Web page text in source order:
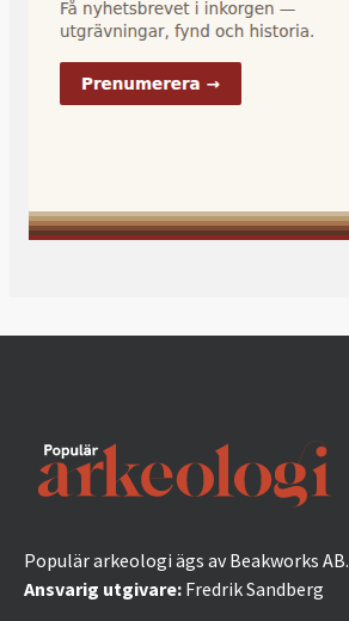
Populär arkeologi ägs av Beakworks AB.
Ansvarig utgivare: Fredrik Sandberg